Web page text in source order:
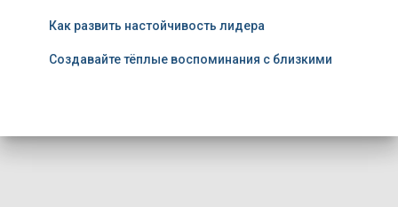
Как развить настойчивость лидера
Создавайте тёплые воспоминания с близкими